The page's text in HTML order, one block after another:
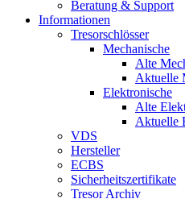
Beratung & Support
Informationen
Tresorschlösser
Mechanische
Alte
Aktuelle
Elektronische
Alte
Aktuelle
VDS
Hersteller
ECBS
Sicherheitszertifikate
Tresor Archiv